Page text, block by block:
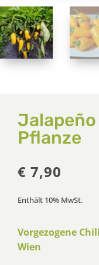
Pflanze
€ 7,90
Enthält 10% MwSt.
Vorgezogene
Wien